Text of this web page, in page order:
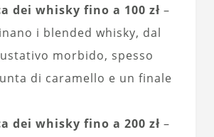
dei whisky fino a 100 zł –
i blended whisky, dal
morbido, spesso
di caramello e un finale
dei whisky fino a 200 zł –